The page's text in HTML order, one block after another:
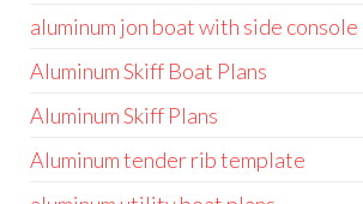
aluminum jon boat with side console
Aluminum Skiff Boat Plans
Aluminum Skiff Plans
Aluminum tender rib template